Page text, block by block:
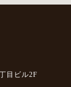
目ビル2F